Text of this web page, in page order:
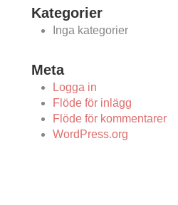
Kategorier
Inga kategorier
Meta
Logga in
Flöde för inlägg
Flöde för kommentarer
WordPress.org